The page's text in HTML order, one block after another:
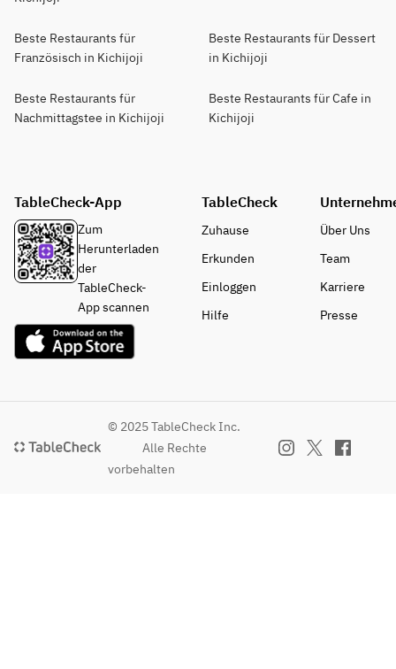
Beste Restaurants für
Französisch in Kichijoji
Beste Restaurants für Dessert
in Kichijoji
Beste Restaurants für
Nachmittagstee in Kichijoji
Beste Restaurants für Cafe in
Kichijoji
TableCheck-App
Zum
Herunterladen
der
TableCheck-
App scannen
TableCheck
Zuhause
Erkunden
Einloggen
Hilfe
Über Uns
Team
Karriere
Presse
© 2025 TableCheck Inc.
Alle Rechte
vorbehalten